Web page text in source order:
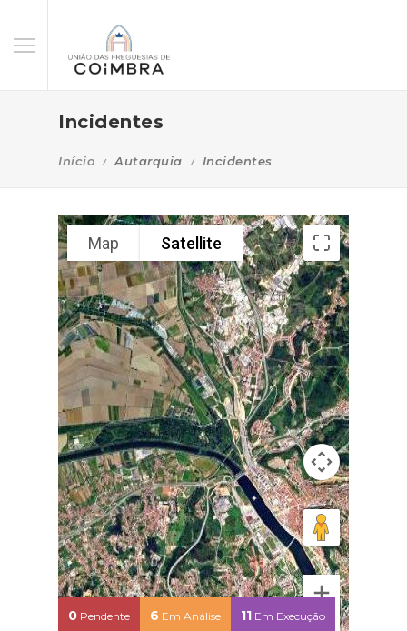
Incidentes
Início Autarquia Incidentes
Map Satellite
0 Pendente 6 Em Análise 11 Em Execução